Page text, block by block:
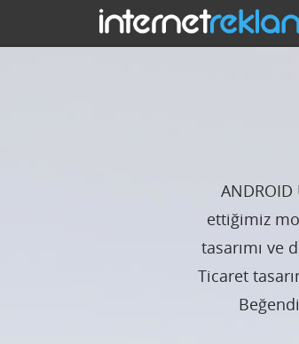
ettiğimiz
tasarımı ve
Ticaret